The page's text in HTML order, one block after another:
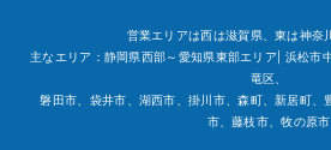
営業エリアは西は滋賀県、東は神奈
主なエリア：静岡県西部～愛知県東部エリア| 浜松市
竜区、
磐田市、袋井市、湖西市、掛川市、森町、新居町、
市、藤枝市、牧の原市